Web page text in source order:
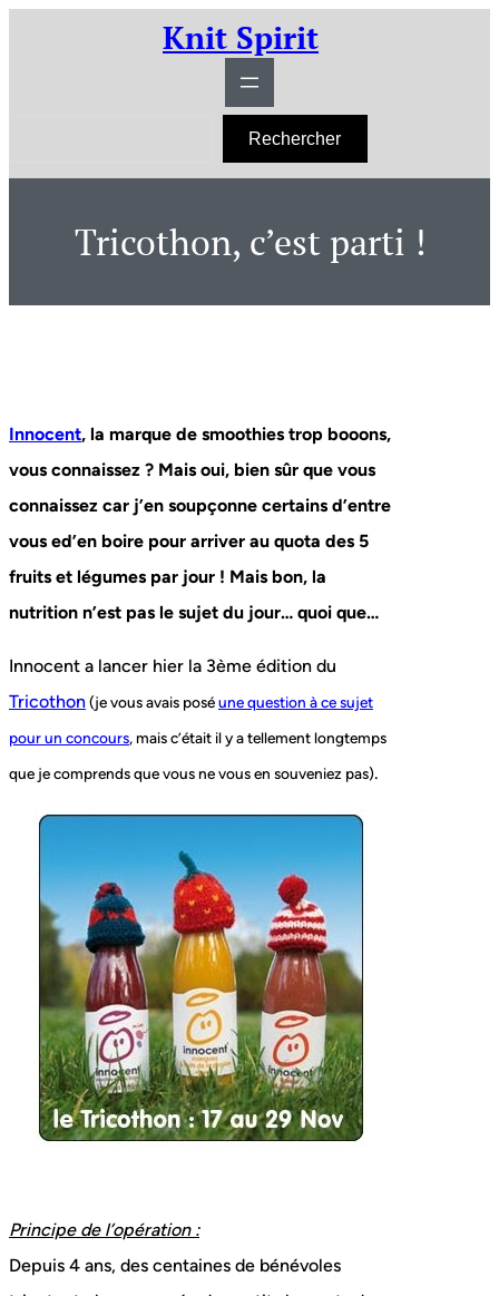
Knit Spirit
h
Rechercher
Tricothon, c’est parti !
Innocent, la marque de smoothies trop booons,
vous connaissez ? Mais oui, bien sûr que vous
connaissez car j’en soupçonne certains d’entre
vous ed’en boire pour arriver au quota des 5
fruits et légumes par jour ! Mais bon, la
nutrition n’est pas le sujet du jour… quoi que…
Innocent a lancer hier la 3ème édition du
Tricothon(je vous avais poséune question à ce sujet
pour un concours, mais c’était il y a tellement longtemps
que je comprends que vous ne vous en souveniez pas).
Principe de l’opération :
Depuis 4 ans, des centaines de bénévoles